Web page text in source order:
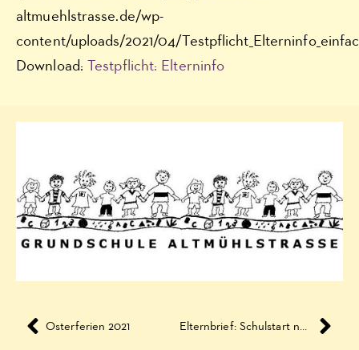
altmuehlstrasse.de/wp-
content/uploads/2021/04/
Download: Testpflicht: Elterninfo
Osterferien 2021